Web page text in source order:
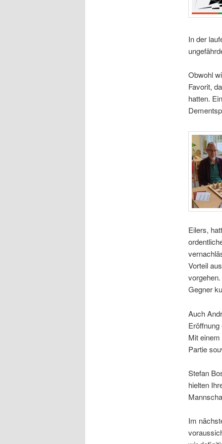
In der
Obwohl
Favorit,
hatten.
Eilers,
Vorteil
Gegner
Auch
Mit
Partie
Stefan
hielten
Im